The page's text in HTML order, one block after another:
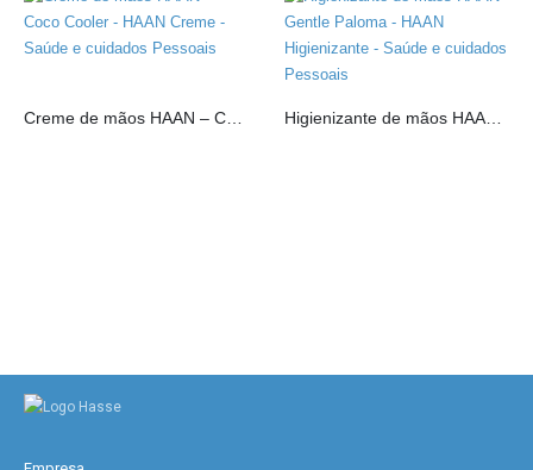
Creme de mãos HAAN – Coco Cooler Higienizante de mãos HAAN Gentle Paloma